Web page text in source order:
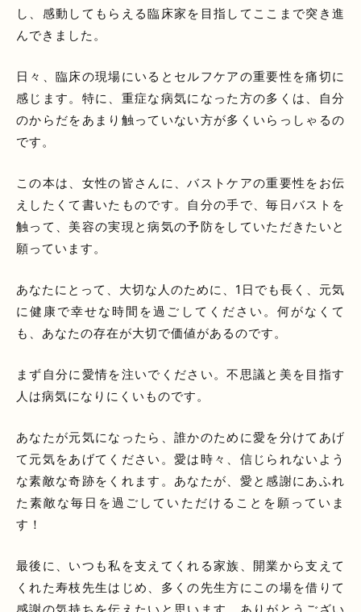
し、感動してもらえる臨床家を目指してここまで突き進
んできました。
日々、臨床の現場にいるとセルフケアの重要性を痛切に
感じます。特に、重症な病気になった方の多くは、自分
のからだをあまり触っていない方が多くいらっしゃるの
です。
この本は、女性の皆さんに、バストケアの重要性をお伝
えしたくて書いたものです。自分の手で、毎日バストを
触って、美容の実現と病気の予防をしていただきたいと
願っています。
あなたにとって、大切な人のために、1日でも長く、元気
に健康で幸せな時間を過ごしてください。何がなくて
も、あなたの存在が大切で価値があるのです。
まず自分に愛情を注いでください。不思議と美を目指す
人は病気になりにくいものです。
あなたが元気になったら、誰かのために愛を分けてあげ
て元気をあげてください。愛は時々、信じられないよう
な素敵な奇跡をくれます。あなたが、愛と感謝にあふれ
た素敵な毎日を過ごしていただけることを願っていま
す！
最後に、いつも私を支えてくれる家族、開業から支えて
くれた寿枝先生はじめ、多くの先生方にこの場を借りて